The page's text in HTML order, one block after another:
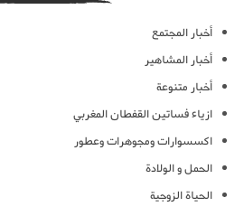
أخبار المجتمع
أخبار المشاهير
أخبار متنوعة
ازياء فساتين القفطان المغربي
اكسسوارات ومجوهرات وعطور
الحمل و الولادة
الحياة الزوجية